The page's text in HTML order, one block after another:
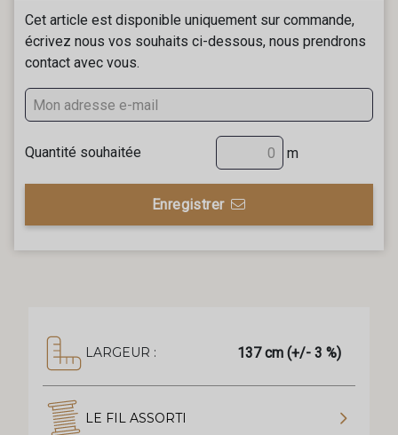
Cet article est disponible uniquement sur commande,
écrivez nous vos souhaits ci-dessous, nous prendrons
contact avec vous.
Quantité souhaitée m
Enregistrer
LARGEUR : 137 cm (+/- 3 %)
LE FIL ASSORTI